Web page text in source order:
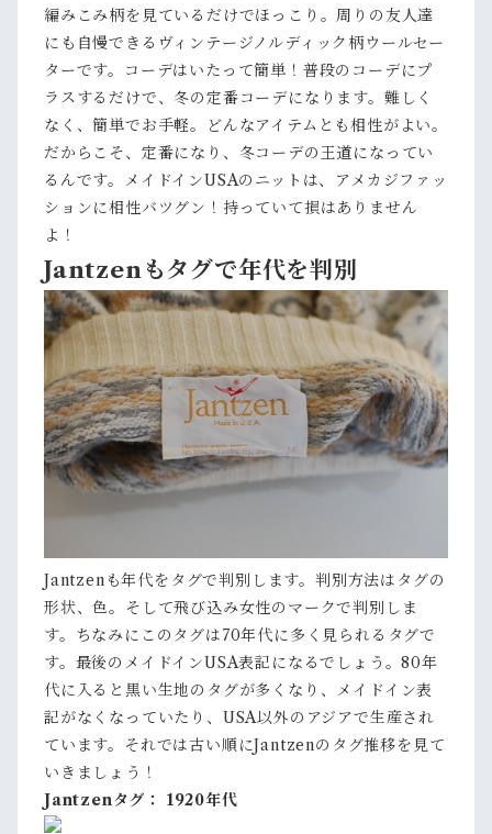
編みこみ柄を見ているだけでほっこり。周りの友人達
にも自慢できるヴィンテージノルディック柄ウールセー
ターです。コーデはいたって簡単！普段のコーデにプ
ラスするだけで、冬の定番コーデになります。難しく
なく、簡単でお手軽。どんなアイテムとも相性がよい。
だからこそ、定番になり、冬コーデの王道になってい
るんです。メイドインUSAのニットは、アメカジファッ
ションに相性バツグン！持っていて損はありません
よ！
Jantzenもタグで年代を判別
Jantzenも年代をタグで判別します。判別方法はタグの
形状、色。そして飛び込み女性のマークで判別しま
す。ちなみにこのタグは70年代に多く見られるタグで
す。最後のメイドインUSA表記になるでしょう。80年
代に入ると黒い生地のタグが多くなり、メイドイン表
記がなくなっていたり、USA以外のアジアで生産され
ています。それでは古い順にJantzenのタグ推移を見て
いきましょう！
Jantzenタグ： 1920年代